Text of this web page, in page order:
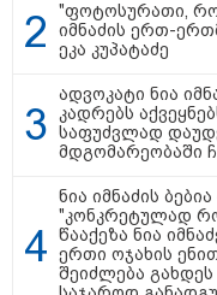
Hisense
უკეთესი
მსოფლიო
"ფოტოსურათი,
იმნაძის ერთ-
ეკა კუპატაძე
ადვოკატი ნია
კადრებს
საფუძვლად
მდგომარეობაში
ნია იმნაძის
"კონკრეტულად
წააქეზა ნია
ერთი ოჯახის
შეიძლება